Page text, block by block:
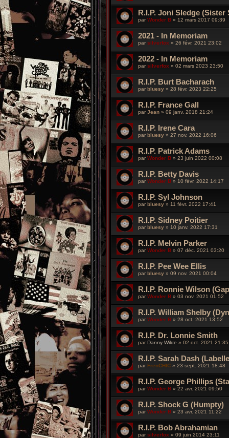
R.I.P. Joni Sledge (Sister
parWonder B » 12 mars 2017 09:39
2021 - In Memoriam
par silverfox » 26 févr. 2021 23:02
2022 - In Memoriam
parsilverfox » 02 mars 2023 23:50
R.I.P. Burt Bacharach
par bluesy » 28 févr. 2023 22:25
R.I.P. France Gall
parJean » 09 janv. 2018 21:24
R.I.P. Irene Cara
par bluesy » 27 nov. 2022 16:06
R.I.P. Patrick Adams
parWonder B » 23 juin 2022 00:08
R.I.P. Betty Davis
par Wonder B » 10 févr. 2022 14:17
R.I.P. Syl Johnson
parbluesy » 11 févr. 2022 17:41
R.I.P. Sidney Poitier
par bluesy » 10 janv. 2022 17:31
R.I.P. Melvin Parker
parWonder B » 07 déc. 2021 03:20
R.I.P. Pee Wee Ellis
par bluesy » 09 nov. 2021 00:04
R.I.P. Ronnie Wilson
parWonder B » 03 nov. 2021 01:52
R.I.P. William Shelby
par Wonder B » 28 oct. 2021 13:52
R.I.P. Dr. Lonnie Smith
parDanny Wilde » 02 oct. 2021 21:35
R.I.P. Sarah Dash
par FrenCHIC » 23 sept. 2021 18:48
R.I.P. George Phillips
parWonder B » 22 avr. 2021 09:50
R.I.P. Shock G (Humpty)
par Wonder B » 23 avr. 2021 11:22
R.I.P. Bob Abrahamian
parsilverfox » 09 juin 2014 23:11